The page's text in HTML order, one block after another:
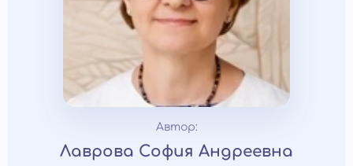
Автор:
Лаврова София Андреевна